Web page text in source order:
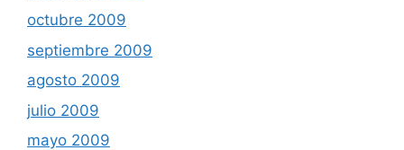
octubre 2009
septiembre 2009
agosto 2009
julio 2009
mayo 2009